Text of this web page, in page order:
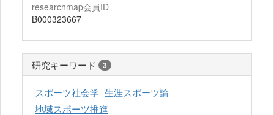
researchmap会員ID
B000323667
研究キーワード 3
スポーツ社会学 生涯スポーツ論
地域スポーツ推進